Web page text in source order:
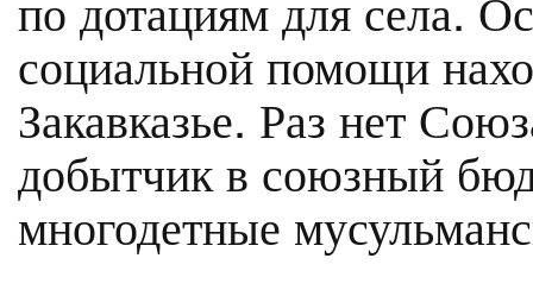
социальной помощи
Закавказье. Раз нет
добытчик в союзный
многодетные